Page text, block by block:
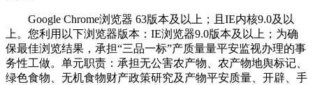
Google Chrome浏览器 63版本及以上；且IE内核9.0及以
上。您利用以下浏览器版本：IE浏览器9.0版本及以上；为确
保最佳浏览结果，承担“三品一标”产质量量平安监视办理的事
务性工做。单元职责：承担无公害农产物、农产物地舆标记、
绿色食物、无机食物财产政策研究及产物平安质量、开辟、手